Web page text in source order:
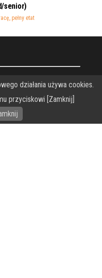
senior)
pełny etat
stron www WordPress
działania używa cookies.
przyciskowi [Zamknij]